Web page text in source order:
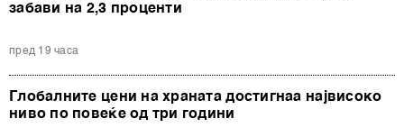
забави на 2,3 проценти
пред 19 часа
Глобалните цени на храната достигнаа највисоко
ниво по повеќе од три години